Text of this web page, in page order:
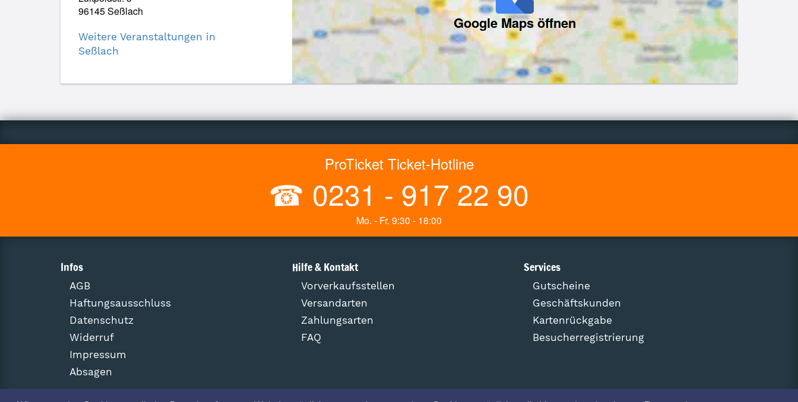
96145 Seßlach
Weitere Veranstaltungen in
Seßlach
Google Maps öffnen
ProTicket Ticket-Hotline
☎ 0231 - 917 22 90
Mo. - Fr. 9:30 - 18:00
Infos
AGB
Haftungsausschluss
Datenschutz
Widerruf
Impressum
Absagen
Hilfe & Kontakt
Vorverkaufsstellen
Versandarten
Zahlungsarten
FAQ
Services
Gutscheine
Geschäftskunden
Kartenrückgabe
Besucherregistrierung